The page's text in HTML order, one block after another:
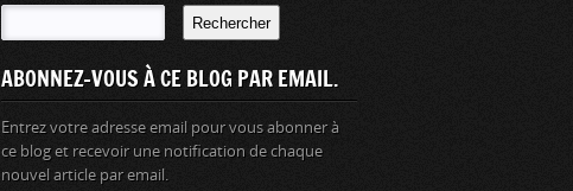
Rechercher
ABONNEZ-VOUS À CE BLOG PAR EMAIL.
Entrez votre adresse email pour vous abonner à
ce blog et recevoir une notification de chaque
nouvel article par email.